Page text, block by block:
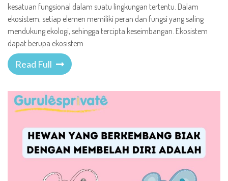
kesatuan fungsional dalam suatu lingkungan tertentu. Dalam
ekosistem, setiap elemen memiliki peran dan fungsi yang saling
mendukung ekologi, sehingga tercipta keseimbangan. Ekosistem
dapat berupa ekosistem
Read Full